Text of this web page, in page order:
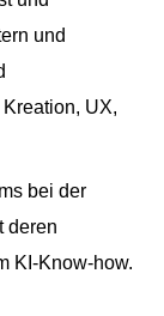
und
UX,
bei der
deren
KI-Know-how.